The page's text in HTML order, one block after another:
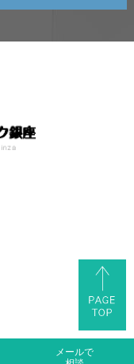
メールで
Ginza, All Rights